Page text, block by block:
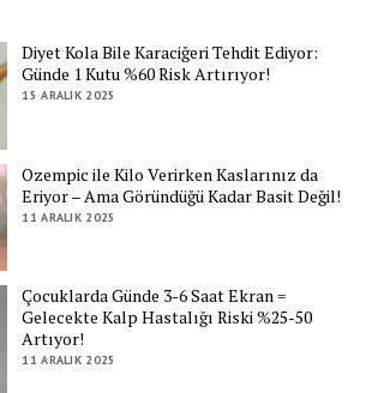
Diyet Kola Bile Karaciğeri Tehdit Ediyor:
Günde 1 Kutu %60 Risk Artırıyor!
15 ARALIK 2025
Ozempic ile Kilo Verirken Kaslarınız da
Eriyor – Ama Göründüğü Kadar Basit Değil!
11 ARALIK 2025
Çocuklarda Günde 3-6 Saat Ekran =
Gelecekte Kalp Hastalığı Riski %25-50
Artıyor!
11 ARALIK 2025